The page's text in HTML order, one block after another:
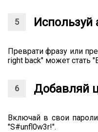
Преврати фразу или
right back" может стать
Добавляй
Включай в свои
"S#unfl0w3r!".